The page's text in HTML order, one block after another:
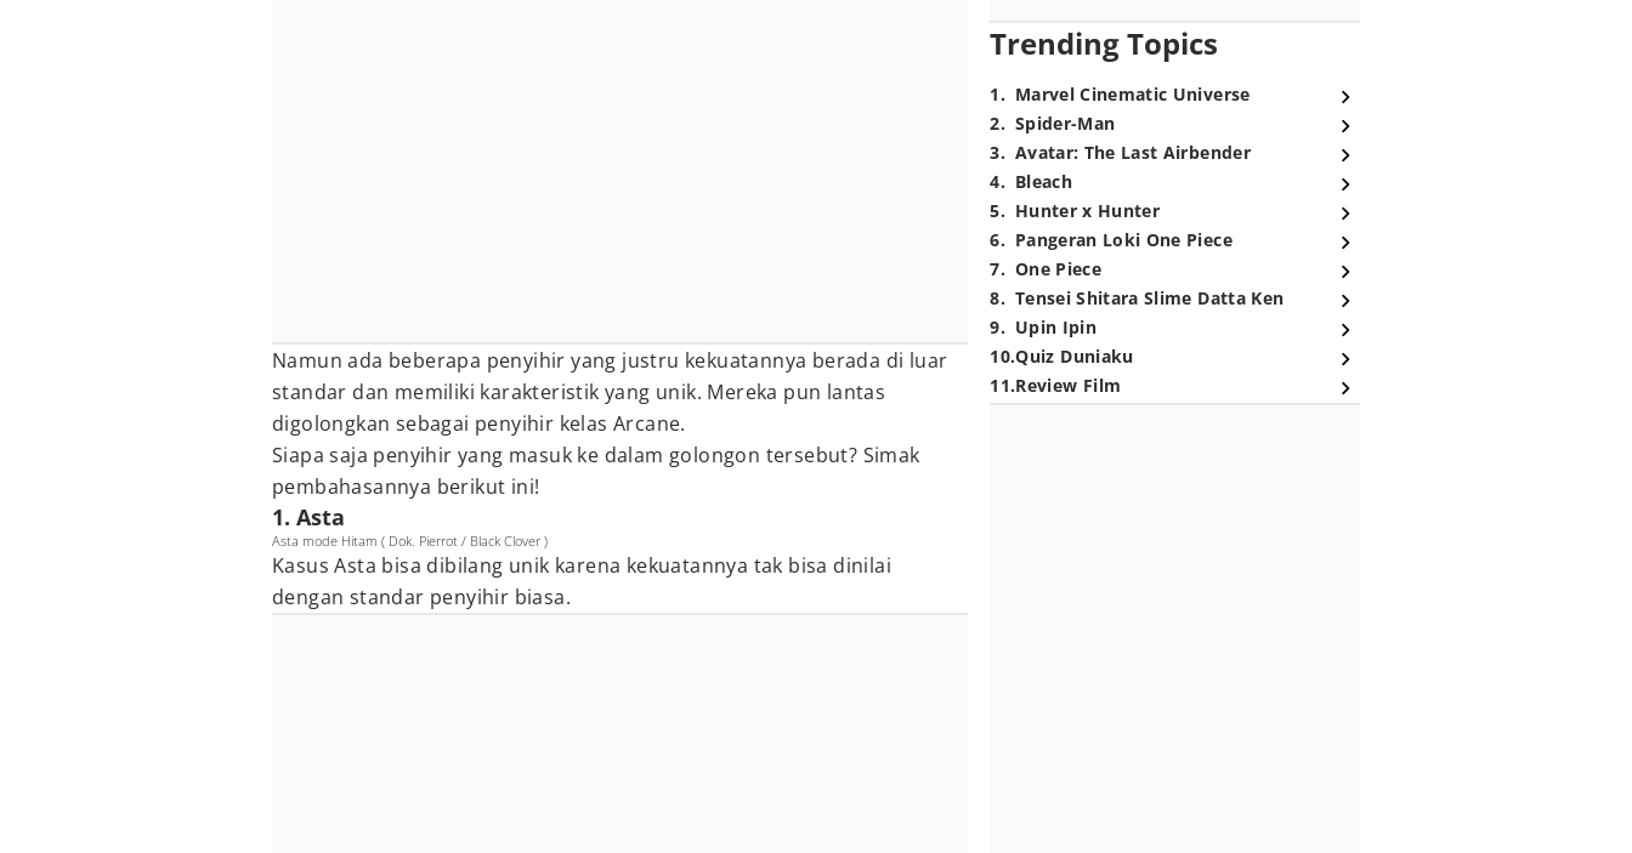
Namun ada beberapa penyihir yang justru kekuatannya berada di luar
standar dan memiliki karakteristik yang unik. Mereka pun lantas
digolongkan sebagai penyihir kelas Arcane.
Siapa saja penyihir yang masuk ke dalam golongon tersebut? Simak
pembahasannya berikut ini!
1. Asta
Asta mode Hitam ( Dok. Pierrot / Black Clover )
Kasus Asta bisa dibilang unik karena kekuatannya tak bisa dinilai
dengan standar penyihir biasa.
Trending Topics
1. Marvel Cinematic Universe
2. Spider-Man
3. Avatar: The Last Airbender
4. Bleach
5. Hunter x Hunter
6. Pangeran Loki One Piece
7. One Piece
8. Tensei Shitara Slime Datta Ken
9. Upin Ipin
10.Quiz Duniaku
11.Review Film